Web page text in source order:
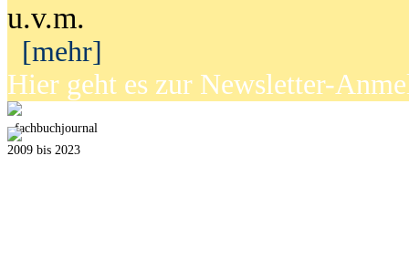
u.v.m.
[mehr]
Hier geht es zur Newsletter-
fachbuchjournal
2009 bis 2023